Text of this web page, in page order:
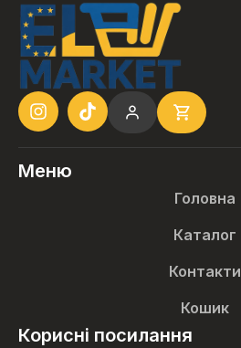
Меню
Головна
Каталог
Контакти
Кошик
Корисні посилання